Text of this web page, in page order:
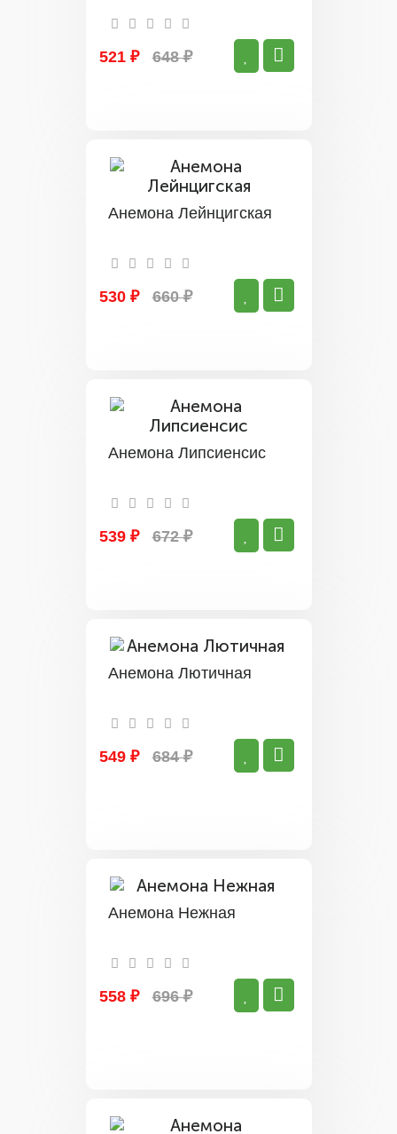
521 ₽ 648 ₽
Анемона Лейнцигская
530 ₽ 660 ₽
Анемона Липсиенсис
539 ₽ 672 ₽
Анемона Лютичная
549 ₽ 684 ₽
Анемона Нежная
558 ₽ 696 ₽